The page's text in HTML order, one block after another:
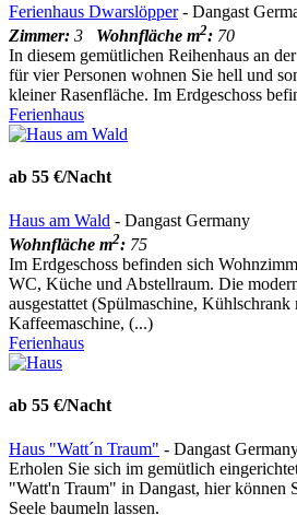
Ferienhaus Dwarslöpper- Dangast
Zimmer: 3 Wohnfläche m2: 70
In diesem gemütlichen Reihenhaus an
für vier Personen wohnen Sie hell und
kleiner Rasenfläche. Im Erdgeschoss
Ferienhaus
ab 55 €/Nacht
Haus am Wald - Dangast Germany
Wohnfläche m2: 75
Im Erdgeschoss befinden sich
WC, Küche und Abstellraum. Die
ausgestattet (Spülmaschine,
Kaffeemaschine, (...)
Ferienhaus
ab 55 €/Nacht
Haus "Watt´n Traum" - Dangast
Erholen Sie sich im gemütlich
"Watt'n Traum" in Dangast, hier können
Seele baumeln lassen.